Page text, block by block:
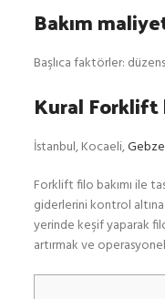
Bakım
Başlıca faktörler:
Kural Forklift
İstanbul, Kocaeli,Gebze
Forklift filo bakımı ile
giderlerini kontrol
yerinde keşif yaparak
artırmak ve